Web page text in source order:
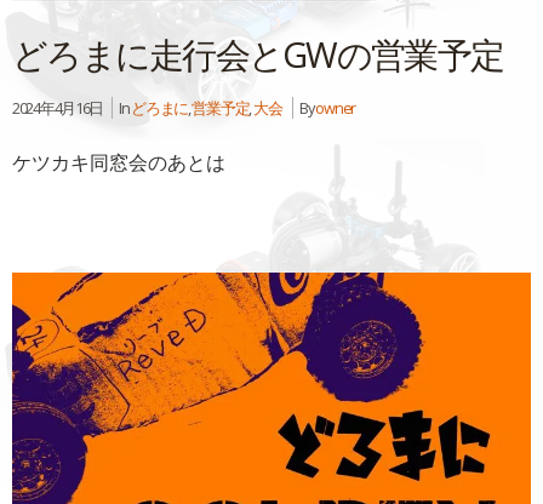
どろまに走行会とGWの営業予定
2024年4月16日 Inどろまに,営業予定,大会 Byowner
ケツカキ同窓会のあとは